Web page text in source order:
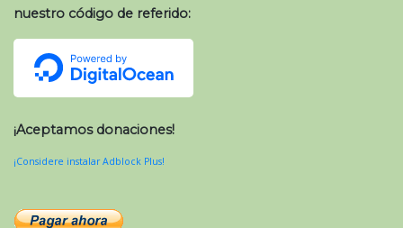
nuestro código de referido:
¡Aceptamos donaciones!
¡Considere instalar Adblock Plus!